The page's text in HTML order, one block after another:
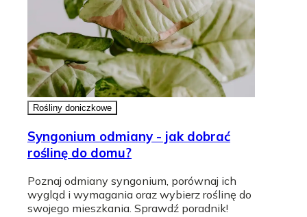
Rośliny doniczkowe
Syngonium odmiany - jak dobrać
roślinę do domu?
Poznaj odmiany syngonium, porównaj ich
wygląd i wymagania oraz wybierz roślinę do
swojego mieszkania. Sprawdź poradnik!